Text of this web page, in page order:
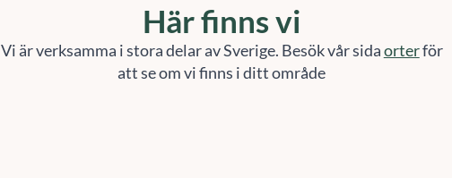
Här finns vi
Vi är verksamma i stora delar av Sverige. Besök vår sidaorterför
att se om vi finns i ditt område